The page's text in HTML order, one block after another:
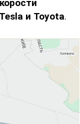
и Toyota.